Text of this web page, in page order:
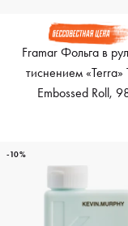
Framar Фольга в
тиснением «Terra»
Embossed Roll,
-10%